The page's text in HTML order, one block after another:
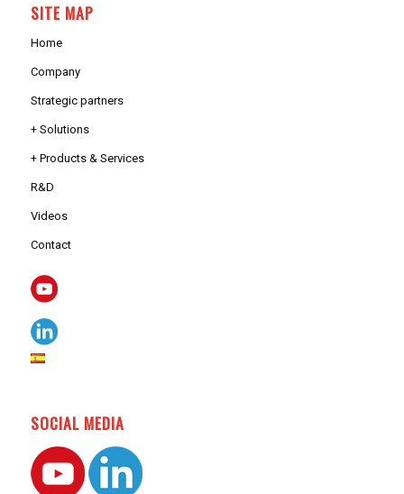
SITE MAP
Home
Company
Strategic partners
+ Solutions
+ Products & Services
R&D
Videos
Contact
SOCIAL MEDIA